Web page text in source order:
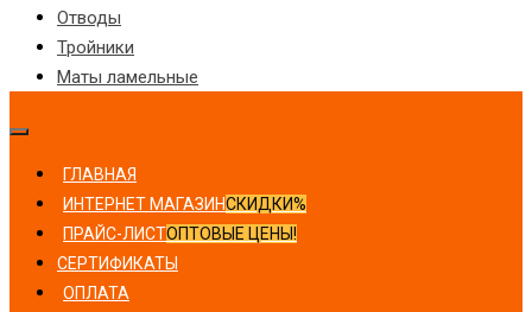
Отводы
Тройники
Маты ламельные
ГЛАВНАЯ
ИНТЕРНЕТ МАГАЗИНСКИДКИ%
ПРАЙС-ЛИСТОПТОВЫЕ ЦЕНЫ!
СЕРТИФИКАТЫ
ОПЛАТА